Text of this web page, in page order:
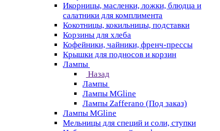
Икорницы, масленки, ложки, блюдца и
салатники для комплимента
Кокотницы, кокильницы, подставки
Корзины для хлеба
Кофейники, чайники, френч-прессы
Крышки для подносов и корзин
Лампы
Назад
Лампы
Лампы MGline
Лампы Zafferano (Под заказ)
Лампы MGline
Мельницы для специй и соли, ступки